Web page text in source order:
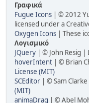
Γραφικά
Fugue Icons | © 2012
licensed under a
Oxygen Icons | These
Λογισμικό
JQuery | © John Resig |
hoverIntent | © Brian
License (MIT)
SCEditor | © Sam
(MIT)
animaDrag | © Abel